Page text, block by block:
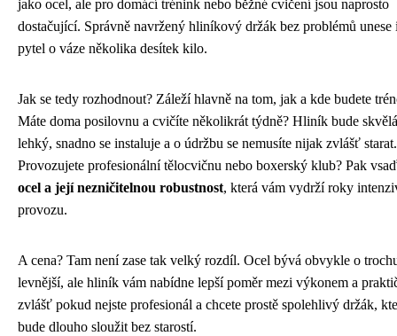
jako ocel, ale pro domácí trénink nebo běžné cvičení jsou naprosto
dostačující. Správně navržený hliníkový držák bez problémů unese
pytel o váze několika desítek kilo.
Jak se tedy rozhodnout? Záleží hlavně na tom, jak a kde budete
Máte doma posilovnu a cvičíte několikrát týdně? Hliník bude
lehký, snadno se instaluje a o údržbu se nemusíte nijak zvlášť starat.
Provozujete profesionální tělocvičnu nebo boxerský klub? Pak
ocel a její nezničitelnou robustnost, která vám vydrží roky
provozu.
A cena? Tam není zase tak velký rozdíl. Ocel bývá obvykle o
levnější, ale hliník vám nabídne lepší poměr mezi výkonem a
zvlášť pokud nejste profesionál a chcete prostě spolehlivý držák,
bude dlouho sloužit bez starostí.